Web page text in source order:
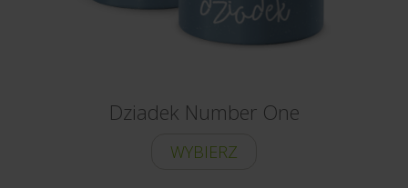
Dziadek Number One
WYBIERZ